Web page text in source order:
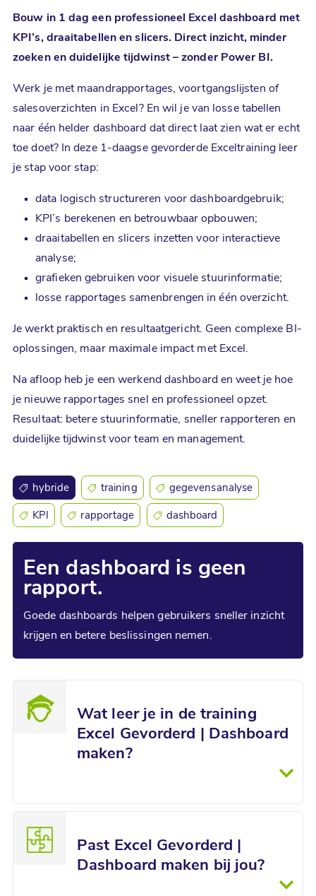
Bouw in 1 dag een professioneel Excel dashboard met
KPI’s, draaitabellen en slicers. Direct inzicht, minder
zoeken en duidelijke tijdwinst – zonder Power BI.
Werk je met maandrapportages, voortgangslijsten of
salesoverzichten in Excel? En wil je van losse tabellen
naar één helder dashboard dat direct laat zien wat er echt
toe doet? In deze 1-daagse gevorderde Exceltraining leer
je stap voor stap:
data logisch structureren voor dashboardgebruik;
KPI’s berekenen en betrouwbaar opbouwen;
draaitabellen en slicers inzetten voor interactieve
analyse;
grafieken gebruiken voor visuele stuurinformatie;
losse rapportages samenbrengen in één overzicht.
Je werkt praktisch en resultaatgericht. Geen complexe BI-
oplossingen, maar maximale impact met Excel.
Na afloop heb je een werkend dashboard en weet je hoe
je nieuwe rapportages snel en professioneel opzet.
Resultaat: betere stuurinformatie, sneller rapporteren en
duidelijke tijdwinst voor team en management.
hybride training gegevensanalyse
KPI rapportage dashboard
Een dashboard is geen
rapport.
Goede dashboards helpen gebruikers sneller inzicht
krijgen en betere beslissingen nemen.
Wat leer je in de training
Excel Gevorderd | Dashboard
maken?
Past Excel Gevorderd |
Dashboard maken bij jou?